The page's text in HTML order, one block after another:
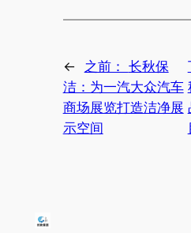
← 之前： 长秋保
洁：为一汽大众汽车
商场展览打造洁净展
示空间